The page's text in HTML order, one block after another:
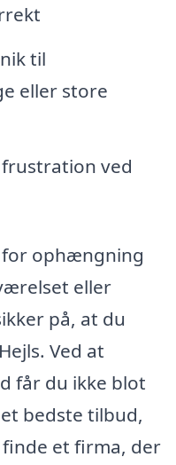
til
eller store
ved
ophængning
eller
på, at du
Ved at
får du ikke blot
bedste tilbud,
et firma, der